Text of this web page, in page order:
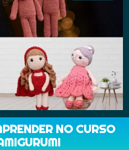
NO CURSO